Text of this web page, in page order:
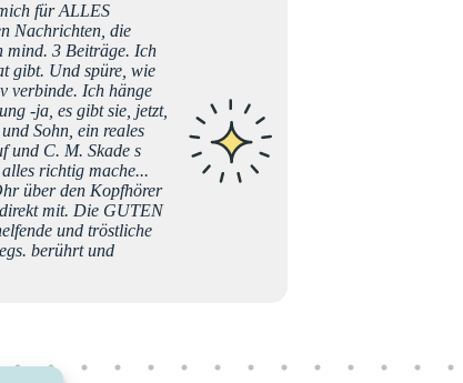
für ALLES
Nachrichten, die
mind. 3 Beiträge. Ich
gibt. Und spüre, wie
verbinde. Ich hänge
-ja, es gibt sie, jetzt,
Sohn, ein reales
und C. M. Skade s
richtig mache...
über den Kopfhörer
mit. Die GUTEN
und tröstliche
berührt und